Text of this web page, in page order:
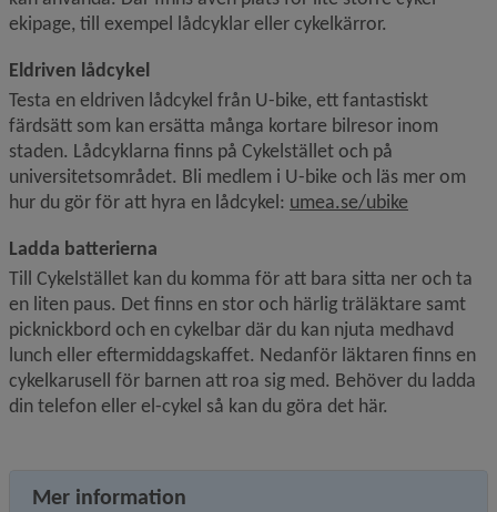
ekipage, till exempel lådcyklar eller cykelkärror.
Eldriven lådcykel
Testa en eldriven lådcykel från U-bike, ett fantastiskt
färdsätt som kan ersätta många kortare bilresor inom
staden. Lådcyklarna finns på Cykelstället och på
universitetsområdet. Bli medlem i U-bike och läs mer om
hur du gör för att hyra en lådcykel: umea.se/ubike
Ladda batterierna
Till Cykelstället kan du komma för att bara sitta ner och ta
en liten paus. Det finns en stor och härlig träläktare samt
picknickbord och en cykelbar där du kan njuta medhavd
lunch eller eftermiddagskaffet. Nedanför läktaren finns en
cykelkarusell för barnen att roa sig med. Behöver du ladda
din telefon eller el-cykel så kan du göra det här.
Mer information